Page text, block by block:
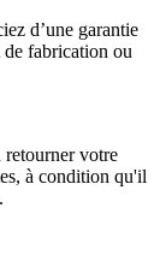
d’une garantie
fabrication ou
retourner votre
à condition qu'il